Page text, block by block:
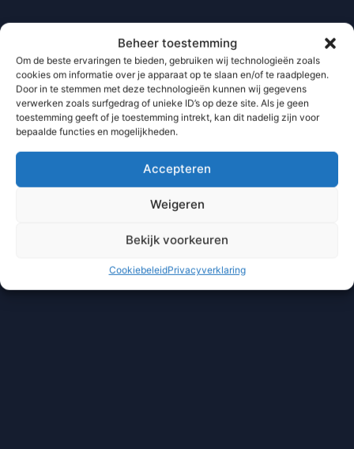
Beheer toestemming
Om de beste ervaringen te bieden, gebruiken wij technologieën zoals
cookies om informatie over je apparaat op te slaan en/of te raadplegen.
Door in te stemmen met deze technologieën kunnen wij gegevens
verwerken zoals surfgedrag of unieke ID’s op deze site. Als je geen
toestemming geeft of je toestemming intrekt, kan dit nadelig zijn voor
bepaalde functies en mogelijkheden.
Accepteren
Weigeren
Bekijk voorkeuren
CookiebeleidPrivacyverklaring